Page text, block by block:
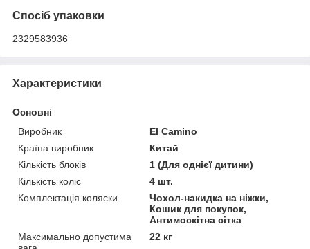
Спосіб упаковки
2329583936
Характеристики
Основні
Виробник
El Camino
Країна виробник
Китай
Кількість блоків
1 (Для однієї дитини)
Кількість коліс
4 шт.
Комплектація коляски
Чохол-накидка на ніжки,
Кошик для покупок,
Антимоскітна сітка
Максимально допустима
22 кг